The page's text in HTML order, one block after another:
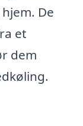
De
et
dem